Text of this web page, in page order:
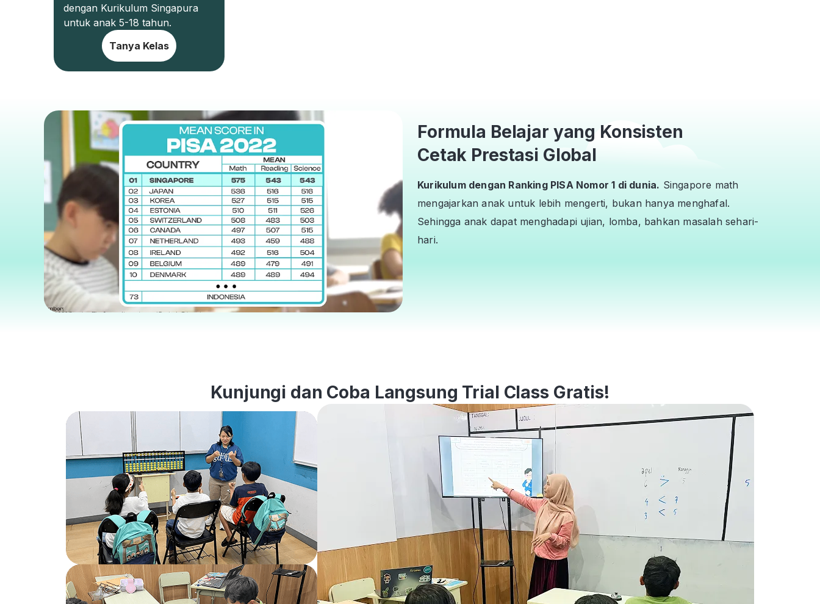
dengan Kurikulum Singapura
untuk anak 5-18 tahun.
Tanya Kelas
Formula Belajar yang Konsisten
Cetak Prestasi Global
Kurikulum dengan Ranking PISA Nomor 1 di dunia. Singapore math
mengajarkan anak untuk lebih mengerti, bukan hanya menghafal.
Sehingga anak dapat menghadapi ujian, lomba, bahkan masalah sehari-
hari.
Kunjungi dan Coba Langsung Trial Class Gratis!